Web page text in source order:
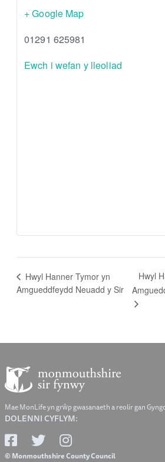
+ Google Map
01291 625981
Ewch i wefan y lleoliad
Hwyl Hanner Tymor yn
Amgueddfeydd Neuadd y Sir
Hwyl
Mae MonLife yn grŵp gwasanaeth a reolir gan
DOLENNI CYFLYM:
© Monmouthshire County Council